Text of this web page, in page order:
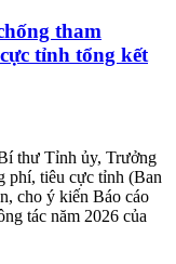
tham
tỉnh tổng kết
thư Tỉnh ủy, Trưởng
phí, tiêu cực tỉnh (Ban
cho ý kiến Báo cáo
tác năm 2026 của